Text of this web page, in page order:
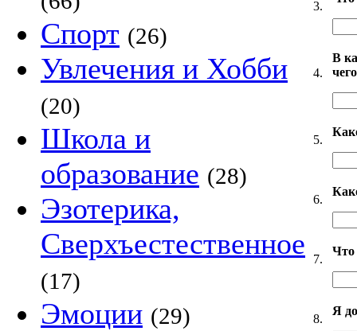
Спорт (26)
Увлечения и Хобби
(20)
Школа и
образование (28)
Эзотерика,
Сверхъестественное
(17)
Эмоции (29)
3.
4.
В
5.
6.
7.
Что
8.
Я